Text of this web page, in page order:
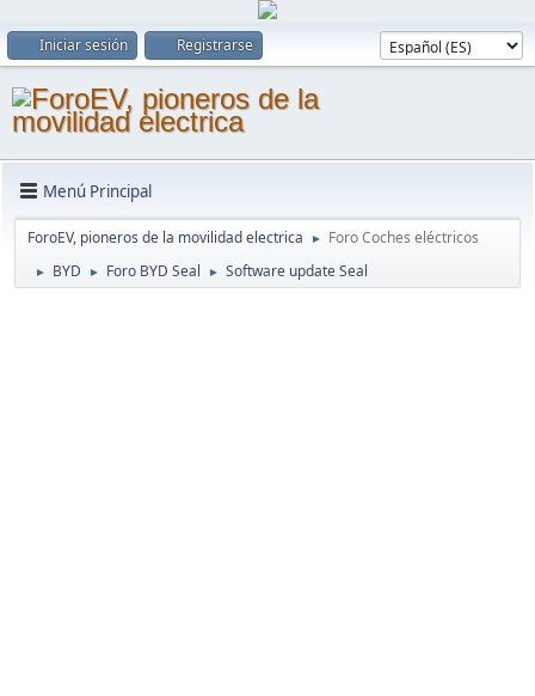
Iniciar sesión Registrarse
Menú Principal
ForoEV, pioneros de la movilidad electrica ► Foro Coches eléctricos
► BYD ► Foro BYD Seal ► Software update Seal